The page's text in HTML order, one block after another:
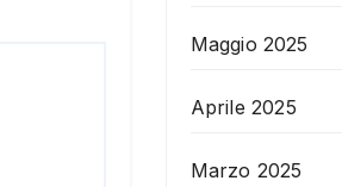
Maggio 2025
Aprile 2025
Marzo 2025